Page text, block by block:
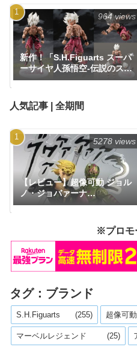
予定
新作！「S.H.Figuarts スーパ
ーサイヤ人孫悟空-伝説のスー
パーサイヤ人--ゲンキダマツ
ンダイにて抽選販売で登場！
『ドラゴンボール』｜定価
予定
964 views
人気記事 | 全期間
【レビュー】超像可動 ジョル
ノ・ジョバァーナ
Ver.BLACK（限定特典付き）
5278 views
※プロモ
タグ：ブランド
S.H.Figuarts (255) 超像可動
マーベルレジェンド (25)